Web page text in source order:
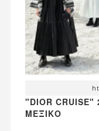
"DIOR
ΜΕΞΙΚΌ